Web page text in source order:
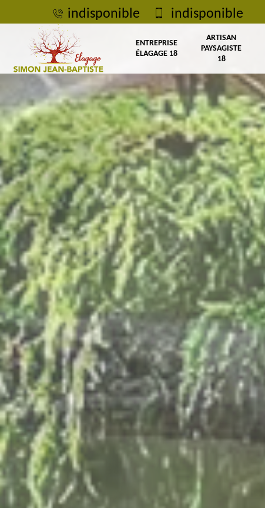
indisponible indisponible
ENTREPRISE
ÉLAGAGE 18
ARTISAN
PAYSAGISTE
18